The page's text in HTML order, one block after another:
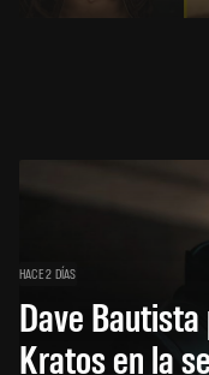
HACE 2 DÍAS
Dave
Kratos en la